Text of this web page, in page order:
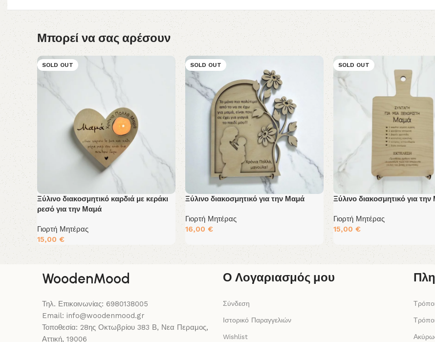
Μπορεί να σας αρέσουν
SOLD OUT
Ξύλινο διακοσμητικό καρδιά με κεράκι
ρεσό για την Μαμά
Γιορτή Μητέρας
15,00 €
Διαβάστε Περισσότερα
SOLD OUT
Ξύλινο διακοσμητικό για την Μαμά
Γιορτή Μητέρας
16,00 €
SOLD OUT
Ξύλινο διακοσμητικό για
Γιορτή Μητέρας
15,00 €
WoodenMood
Τηλ. Επικοινωνίας: 6980138005
Email: info@woodenmood.gr
Τοποθεσία: 28ης Οκτωβρίου 383 Β, Νεα Περαμος,
Αττική, 19006
Ο Λογαριασμός μου
Σύνδεση
Ιστορικό Παραγγελιών
Wishlist